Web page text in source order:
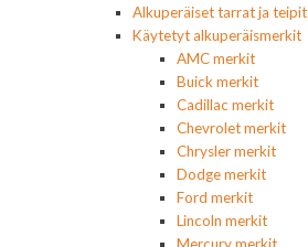
Alkuperäiset tarrat ja teipit
Käytetyt alkuperäismerkit
AMC merkit
Buick merkit
Cadillac merkit
Chevrolet merkit
Chrysler merkit
Dodge merkit
Ford merkit
Lincoln merkit